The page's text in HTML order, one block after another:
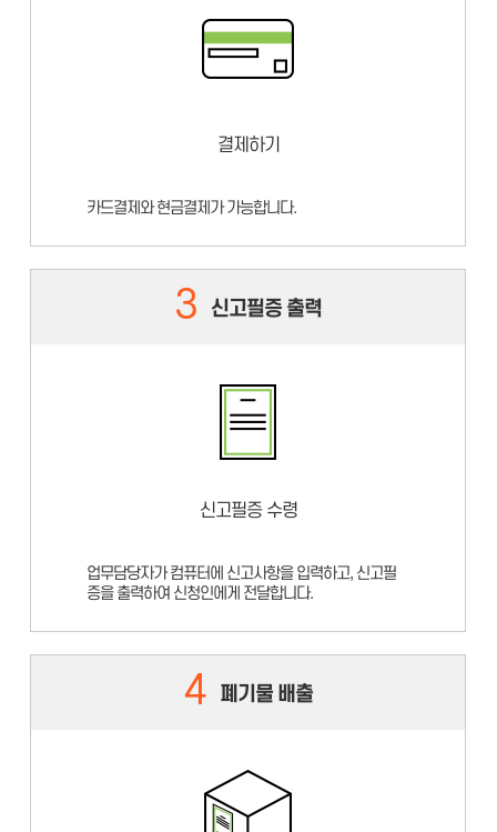
결제하기
카드결제와 현금결제가 가능합니다.
3 신고필증 출력
신고필증 수령
업무담당자가 컴퓨터에 신고사항을 입력하고, 신고필
증을 출력하여 신청인에게 전달합니다.
4 폐기물 배출